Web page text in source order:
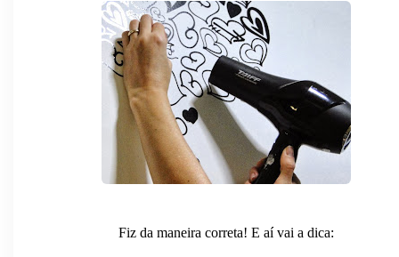
Fiz da maneira correta! E aí vai a dica: